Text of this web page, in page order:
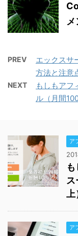
PREV
エックスサ
方法と注意
NEXT
もしもアフ
ル（月間
ア
ア